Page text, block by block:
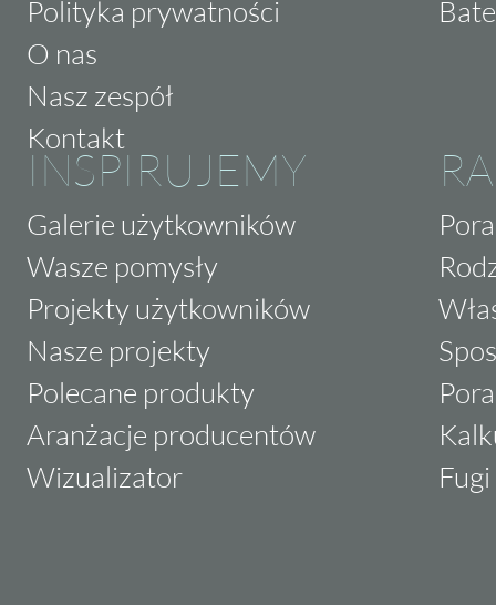
rozwiązanie, które łączy w sobie styl,
te płytki, tworzysz przestrzeń, która
przyszłości. Odkryj potęgę ciemnych
elegancję Grys i daj się porwać magii
Polityka prywatności
O nas
Nasz zespół
Kontakt
INSPIRUJEMY
Galerie użytkowników
Wasze pomysły
Projekty użytkowników
Nasze projekty
Polecane produkty
Aranżacje producentów
Wizualizator